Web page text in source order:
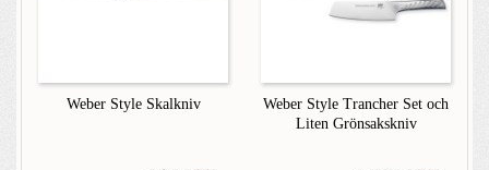
Weber Style Skalkniv
Weber Style Trancher Set och
Liten Grönsakskniv